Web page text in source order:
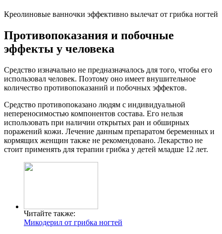
Креолиновые ванночки эффективно вылечат от грибка ногтей
Противопоказания и побочные
эффекты у человека
Средство изначально не предназначалось для того, чтобы его
использовал человек. Поэтому оно имеет внушительное
количество противопоказаний и побочных эффектов.
Средство противопоказано людям с индивидуальной
непереносимостью компонентов состава. Его нельзя
использовать при наличии открытых ран и обширных
поражений кожи. Лечение данным препаратом беременных и
кормящих женщин также не рекомендовано. Лекарство не
стоит применять для терапии грибка у детей младше 12 лет.
Читайте также:
Микодерил от грибка ногтей